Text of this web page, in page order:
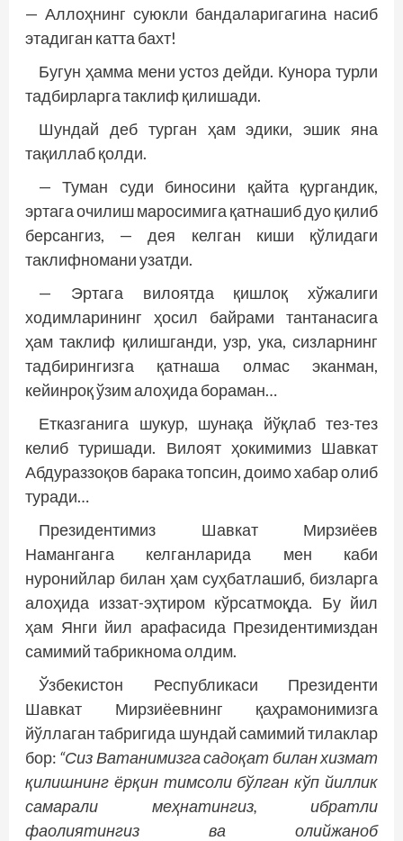
— Аллоҳнинг суюкли бандаларигагина насиб
этадиган катта бахт!
Бугун ҳамма мени устоз дейди. Кунора турли
тадбирларга таклиф қилишади.
Шундай деб турган ҳам эдики, эшик яна
тақиллаб қолди.
— Туман суди биносини қайта қургандик,
эртага очилиш маросимига қатнашиб дуо қилиб
берсангиз, — дея келган киши қўлидаги
таклифномани узатди.
— Эртага вилоятда қишлоқ хўжалиги
ходимларининг ҳосил байрами тантанасига
ҳам таклиф қилишганди, узр, ука, сизларнинг
тадбирингизга қатнаша олмас эканман,
кейинроқ ўзим алоҳида бораман…
Етказганига шукур, шунақа йўқлаб тез-тез
келиб туришади. Вилоят ҳокимимиз Шавкат
Абдураззоқов барака топсин, доимо хабар олиб
туради…
Президентимиз Шавкат Мирзиёев
Наманганга келганларида мен каби
нуронийлар билан ҳам суҳбатлашиб, бизларга
алоҳида иззат-эҳтиром кўрсатмоқда. Бу йил
ҳам Янги йил арафасида Президентимиздан
самимий табрикнома олдим.
Ўзбекистон Республикаси Президенти
Шавкат Мирзиёевнинг қаҳрамонимизга
йўллаган табригида шундай самимий тилаклар
бор: “Сиз Ватанимизга садоқат билан хизмат
қилишнинг ёрқин тимсоли бўлган кўп йиллик
самарали меҳнатингиз, ибратли
фаолиятингиз ва олийжаноб